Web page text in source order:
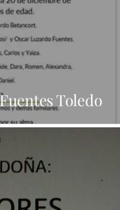
Toledo